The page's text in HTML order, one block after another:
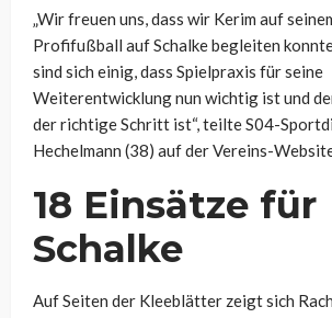
„Wir freuen uns, dass wir Kerim auf
Profifußball auf Schalke begleiten
sind sich einig, dass Spielpraxis für seine
Weiterentwicklung nun wichtig ist und
der richtige Schritt ist“, teilte S04-
Hechelmann (38) auf der Vereins-
18 Einsätze für
Schalke
Auf Seiten der Kleeblätter zeigt sich